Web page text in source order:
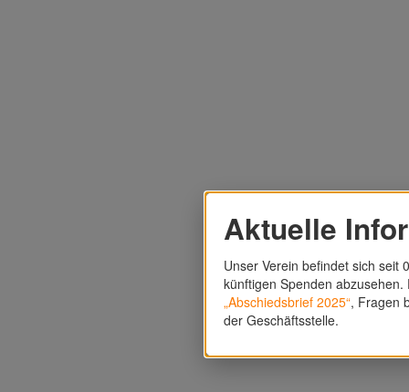
Aktuelle
Unser Verein befindet sich seit
künftigen Spenden
„Abschiedsbrief 2025“, Fragen
der Geschäftsstelle.